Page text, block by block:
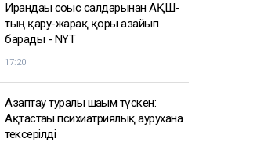
Ирандағы соғыс салдарынан АҚШ-
тың қару-жарақ қоры азайып
барады - NYT
17:20
Азаптау туралы шағым түскен:
Ақтастағы психиатриялық аурухана
тексерілді